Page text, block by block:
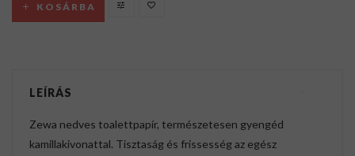
KOSÁRBA
LEÍRÁS
Zewa nedves toalettpapír, természetesen gyengéd
kamillakivonattal. Tisztaság és frissesség az egész